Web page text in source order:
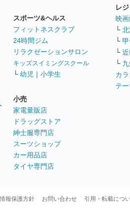
スポーツ&ヘルス
フィットネスクラブ
24時間ジム
リラクゼーションサロン
キッズスイミングスクール
└ 幼児 ｜ 小学生
小売
家電量販店
ドラッグストア
紳士服専門店
スーツショップ
カー用品店
タイヤ専門店
レ
映
└
└
└
└
カ
テ
報保護方針 お問い合わせ 引用・転載につ